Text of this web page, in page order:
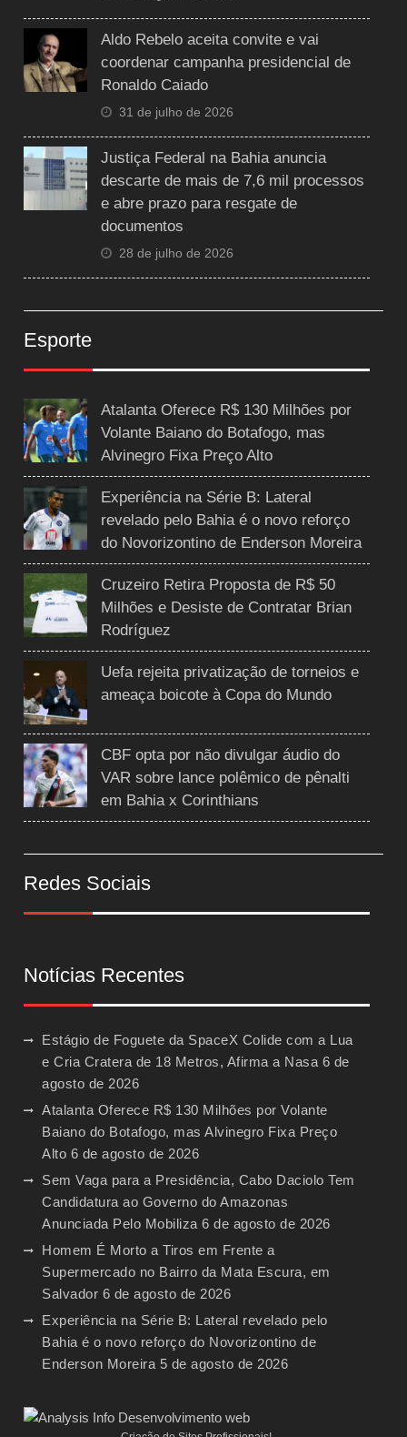
Aldo Rebelo aceita convite e vai
coordenar campanha presidencial de
Ronaldo Caiado
31 de julho de 2026
Justiça Federal na Bahia anuncia
descarte de mais de 7,6 mil processos
e abre prazo para resgate de
documentos
28 de julho de 2026
Esporte
Atalanta Oferece R$ 130 Milhões por
Volante Baiano do Botafogo, mas
Alvinegro Fixa Preço Alto
Experiência na Série B: Lateral
revelado pelo Bahia é o novo reforço
do Novorizontino de Enderson Moreira
Cruzeiro Retira Proposta de R$ 50
Milhões e Desiste de Contratar Brian
Rodríguez
Uefa rejeita privatização de torneios e
ameaça boicote à Copa do Mundo
CBF opta por não divulgar áudio do
VAR sobre lance polêmico de pênalti
em Bahia x Corinthians
Redes Sociais
Notícias Recentes
Estágio de Foguete da SpaceX Colide com a Lua
e Cria Cratera de 18 Metros, Afirma a Nasa 6 de
agosto de 2026
Atalanta Oferece R$ 130 Milhões por Volante
Baiano do Botafogo, mas Alvinegro Fixa Preço
Alto 6 de agosto de 2026
Sem Vaga para a Presidência, Cabo Daciolo Tem
Candidatura ao Governo do Amazonas
Anunciada Pelo Mobiliza 6 de agosto de 2026
Homem É Morto a Tiros em Frente a
Supermercado no Bairro da Mata Escura, em
Salvador 6 de agosto de 2026
Experiência na Série B: Lateral revelado pelo
Bahia é o novo reforço do Novorizontino de
Enderson Moreira 5 de agosto de 2026